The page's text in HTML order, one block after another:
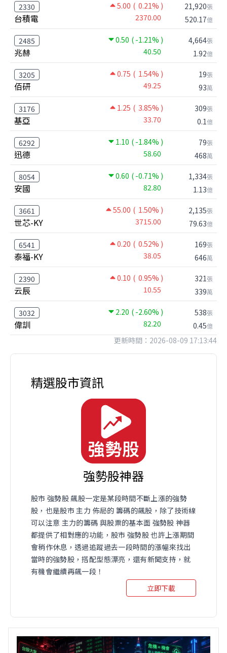
2330 5.00 ( 0.21% )
台積電 2370.00
21,920張
520.17億
2485 0.50 ( -1.21% )
兆赫 40.50
4,664張
1.92億
3205 0.75 ( 1.54% )
佰研 49.25
19張
93萬
3176 1.25 ( 3.85% )
基亞 33.70
309張
0.1億
6292 1.10 ( -1.84% )
迅德 58.60
79張
468萬
8054 0.60 ( -0.71% )
安國 82.80
1,334張
1.13億
3661 55.00 ( 1.50% )
世芯-KY 3715.00
2,135張
79.63億
6541 0.20 ( 0.52% )
泰福-KY 38.05
169張
646萬
2390 0.10 ( 0.95% )
云辰 10.55
321張
339萬
3032 2.20 ( -2.60% )
偉訓 82.20
538張
0.45億
更新時間：2026-08-09 17:13:44
精選股市資訊
強勢股神器
股市 強勢股 飆股一定是某段時間不斷上漲的強勢
股，也是股市 主力 佈局的 籌碼的飆股，除了技術線
可以注意 主力的籌碼 與股票的基本面 強勢股 神器
都提供了相對應的功能，股市 強勢股 也許上漲期間
會稍作休息，透過追蹤過去一段時間的漲幅來找出
當時的強勢股，搭配型態漂亮，還有新聞支持，就
有機會繼續再飆一段！
立即下載